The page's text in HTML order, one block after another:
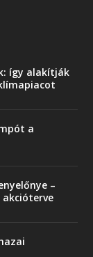
így alakítják
a
–